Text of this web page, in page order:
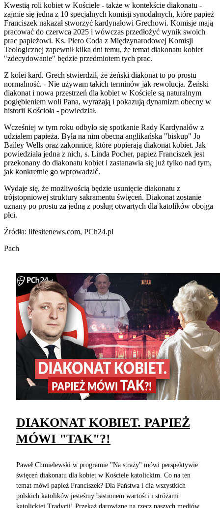
Kwestią roli kobiet w Kościele - także w kontekście diakonatu -
zajmie się jedna z 10 specjalnych komisji synodalnych, które papież
Franciszek nakazał stworzyć kardynałowi Grechowi. Komisje mają
pracować do czerwca 2025 i wówczas przedłożyć wynik swoich
prac papieżowi. Ks. Piero Coda z Międzynarodowej Komisji
Teologicznej zapewnił kilka dni temu, że temat diakonatu kobiet
"zdecydowanie" będzie przedmiotem tych prac.
Z kolei kard. Grech stwierdził, że żeński diakonat to po prostu
normalność. - Nie używam takich terminów jak rewolucja. Żeński
diakonat i nowa przestrzeń dla kobiet w Kościele są naturalnym
pogłębieniem woli Pana, wyrażają i pokazują dynamizm obecny w
historii Kościoła - powiedział.
Wcześniej w tym roku odbyło się spotkanie Rady Kardynałów z
udziałem papieża. Była na nim obecna anglikańska "biskup" Jo
Bailey Wells oraz zakonnice, które popierają diakonat kobiet. Jak
powiedziała jedna z nich, s. Linda Pocher, papież Franciszek jest
przekonany do diakonatu kobiet i zastanawia się już tylko nad tym,
jak konkretnie go wprowadzić.
Wydaje się, że możliwością będzie usunięcie diakonatu z
trójstopniowej struktury sakramentu święceń. Diakonat zostanie
uznany po prostu za jedną z posług otwartych dla katolików obojga
płci.
Źródła: lifesitenews.com, PCh24.pl
Pach
DIAKONAT KOBIET. PAPIEŻ
MÓWI "TAK"?!
Paweł Chmielewski w programie "Na straży" mówi perspektywie
święceń diakonatu dla kobiet w Kościele katolickim. Co na ten
temat mówi papież Franciszek? Dla Państwa i dla wszystkich
polskich katolików jesteśmy bastionem wartości i stróżami
katolickiej Tradycji! Przekaż darowiznę na rzecz naszych mediów